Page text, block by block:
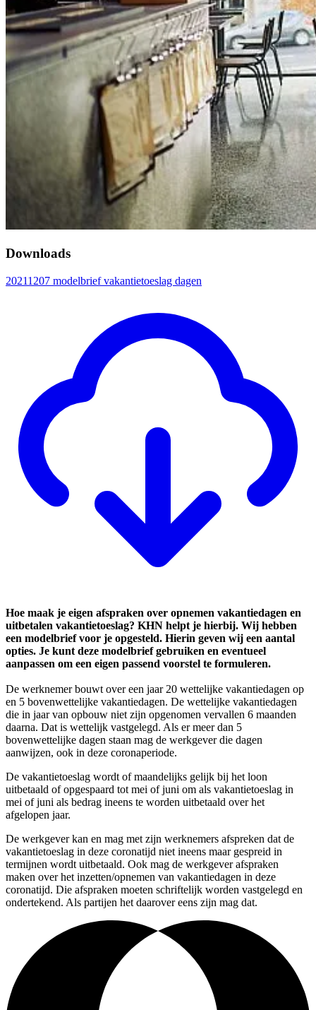
Downloads
20211207 modelbrief vakantietoeslag dagen
Hoe maak je eigen afspraken over opnemen vakantiedagen en
uitbetalen vakantietoeslag? KHN helpt je hierbij. Wij hebben
een modelbrief voor je opgesteld. Hierin geven wij een aantal
opties. Je kunt deze modelbrief gebruiken en eventueel
aanpassen om een eigen passend voorstel te formuleren.
De werknemer bouwt over een jaar 20 wettelijke vakantiedagen op
en 5 bovenwettelijke vakantiedagen. De wettelijke vakantiedagen
die in jaar van opbouw niet zijn opgenomen vervallen 6 maanden
daarna. Dat is wettelijk vastgelegd. Als er meer dan 5
bovenwettelijke dagen staan mag de werkgever die dagen
aanwijzen, ook in deze coronaperiode.
De vakantietoeslag wordt of maandelijks gelijk bij het loon
uitbetaald of opgespaard tot mei of juni om als vakantietoeslag in
mei of juni als bedrag ineens te worden uitbetaald over het
afgelopen jaar.
De werkgever kan en mag met zijn werknemers afspreken dat de
vakantietoeslag in deze coronatijd niet ineens maar gespreid in
termijnen wordt uitbetaald. Ook mag de werkgever afspraken
maken over het inzetten/opnemen van vakantiedagen in deze
coronatijd. Die afspraken moeten schriftelijk worden vastgelegd en
ondertekend. Als partijen het daarover eens zijn mag dat.